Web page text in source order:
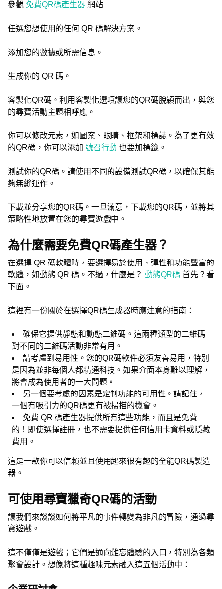
參觀 免費QR碼產生器 網站
任選您想使用的任何 QR 碼解決方案。
添加您的數據或所需信息。
生成你的 QR 碼。
客製化QR碼。利用客製化選項讓您的QR碼脫穎而出，與您
的尋寶活動主題相呼應。
你可以修改元素，如圖案、眼睛、框架和標誌。為了更有效
的QR碼，你可以添加 號召行動 也要加標籤。
測試你的QR碼。請使用不同的設備測試QR碼，以確保其能
夠無縫運作。
下載並分享您的QR碼。一旦滿意，下載您的QR碼，並將其
策略性地放置在您的尋寶遊戲中。
為什麼需要免費QR碼產生器？
在選擇 QR 碼軟體時，要選擇易於使用、彈性和功能豐富的
軟體，如動態 QR 碼。不過，什麼是？ 動態QR碼 首先？看
下面。
這裡有一份關於在選擇QR碼生成器時應注意的指南：
確保它提供靜態和動態二維碼。這兩種類型的二維碼
對不同的二維碼活動非常有用。
請考慮到易用性。您的QR碼軟件必須友善易用，特別
是因為並非每個人都精通科技。如果介面本身難以理解，
將會成為使用者的一大問題。
另一個要考慮的因素是定制功能的可用性。請記住，
一個有吸引力的QR碼更有被掃描的機會。
免費 QR 碼產生器提供所有這些功能，而且是免費
的！即使選擇註冊，也不需要提供任何信用卡資料或隱藏
費用。
這是一款你可以信賴並且使用起來很有趣的全能QR碼製造
器。
可使用尋寶獵奇QR碼的活動
讓我們來談談如何將平凡的事件轉變為非凡的冒險，通過尋
寶遊戲。
這不僅僅是遊戲；它們是通向難忘體驗的入口，特別為各類
聚會設計。想像將這種趣味元素融入這五個活動中：